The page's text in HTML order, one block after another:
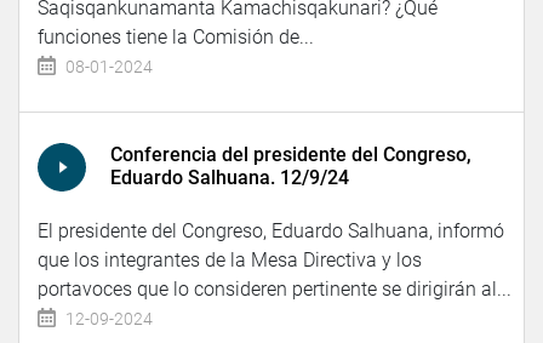
Saqisqankunamanta Kamachisqakunari? ¿Qué
funciones tiene la Comisión de...
08-01-2024
Conferencia del presidente del Congreso,
Eduardo Salhuana. 12/9/24
El presidente del Congreso, Eduardo Salhuana, informó
que los integrantes de la Mesa Directiva y los
portavoces que lo consideren pertinente se dirigirán al...
12-09-2024